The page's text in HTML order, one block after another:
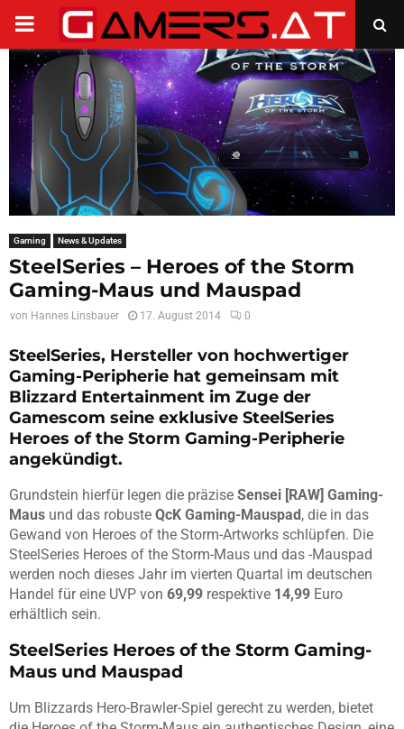
PRIMARY
MENU
Gaming News & Updates
SteelSeries – Heroes of the Storm
Gaming-Maus und Mauspad
von Hannes Linsbauer 17. August 2014 0
SteelSeries, Hersteller von hochwertiger
Gaming-Peripherie hat gemeinsam mit
Blizzard Entertainment im Zuge der
Gamescom seine exklusive SteelSeries
Heroes of the Storm Gaming-Peripherie
angekündigt.
Grundstein hierfür legen die präzise Sensei [RAW] Gaming-
Maus und das robuste QcK Gaming-Mauspad , die in das
Gewand von Heroes of the Storm-Artworks schlüpfen. Die
SteelSeries Heroes of the Storm-Maus und das -Mauspad
werden noch dieses Jahr im vierten Quartal im deutschen
Handel für eine UVP von 69,99 respektive 14,99 Euro
erhältlich sein.
SteelSeries Heroes of the Storm Gaming-
Maus und Mauspad
Um Blizzards Hero-Brawler-Spiel gerecht zu werden, bietet